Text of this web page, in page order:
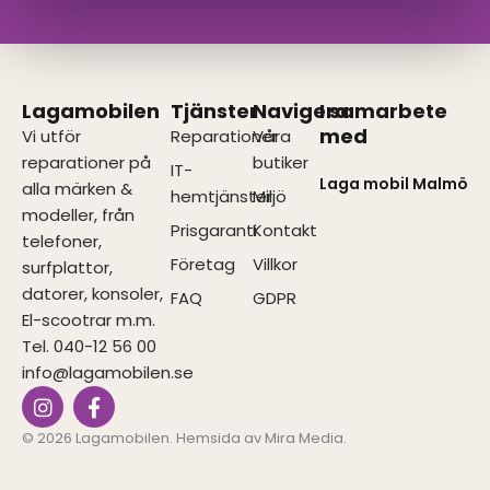
Lagamobilen
Vi utför
reparationer på
alla märken &
modeller, från
telefoner,
surfplattor,
datorer, konsoler,
El-scootrar m.m.
Tel. 040-12 56 00
info@lagamobilen.se
I
n
s
F
a
c
Tjänster
Reparationer
IT-
hemtjänster
Prisgaranti
Företag
FAQ
Navigera
Våra
butiker
Miljö
Kontakt
Villkor
GDPR
I samarbete
med
Laga mobil Malmö
© 2026 Lagamobilen. Hemsida av Mira Media.